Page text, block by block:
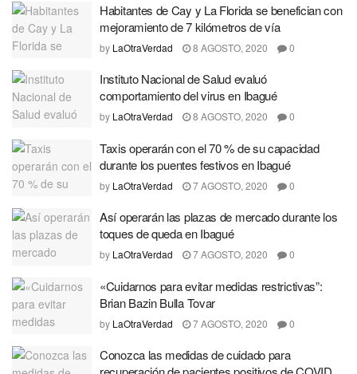
Habitantes de Cay y La Florida se benefician con
mejoramiento de 7 kilómetros de vía
by LaOtraVerdad 8 AGOSTO, 2020 0
Instituto Nacional de Salud evaluó
comportamiento del virus en Ibagué
by LaOtraVerdad 8 AGOSTO, 2020 0
Taxis operarán con el 70 % de su capacidad
durante los puentes festivos en Ibagué
by LaOtraVerdad 7 AGOSTO, 2020 0
Así operarán las plazas de mercado durante los
toques de queda en Ibagué
by LaOtraVerdad 7 AGOSTO, 2020 0
«Cuidarnos para evitar medidas restrictivas”:
Brian Bazin Bulla Tovar
by LaOtraVerdad 7 AGOSTO, 2020 0
Conozca las medidas de cuidado para